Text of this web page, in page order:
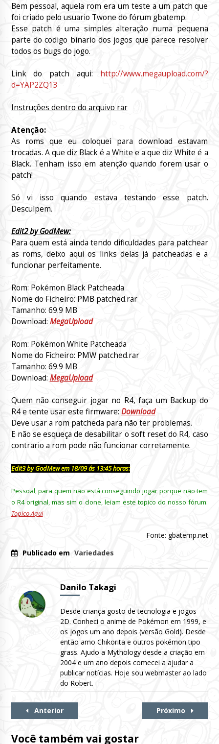
Bem pessoal, aquela rom era um teste a um patch que
foi criado pelo usuario Twone do fórum gbatemp.
Esse patch é uma simples alteração numa pequena
parte do codigo binario dos jogos que parece resolver
todos os bugs do jogo.
Link do patch aqui: http://www.megaupload.com/?
d=YAP2ZQ13
Instruções dentro do arquivo rar
Atenção:
As roms que eu coloquei para download estavam
trocadas. A que diz Black é a White e a que diz White é a
Black. Tenham isso em atenção quando forem usar o
patch!
Só vi isso quando estava testando esse patch.
Desculpem.
Edit2 by GodMew:
Para quem está ainda tendo dificuldades para patchear
as roms, deixo aqui os links delas já patcheadas e a
funcionar perfeitamente.
Rom: Pokémon Black Patcheada
Nome do Ficheiro: PMB patched.rar
Tamanho: 69.9 MB
Download: MegaUpload
Rom: Pokémon White Patcheada
Nome do Ficheiro: PMW patched.rar
Tamanho: 69.9 MB
Download: MegaUpload
Quem não conseguir jogar no R4, faça um Backup do
R4 e tente usar este firmware: Download
Deve usar a rom patcheda para não ter problemas.
E não se esqueça de desabilitar o soft reset do R4, caso
contrario a rom pode não funcionar corretamente.
Edit3 by GodMew em 18/09 ás 13:45 horas:
Pessoal, para quem não está conseguindo jogar porque não tem
o R4 original, mas sim o clone, leiam este topico do nosso fórum:
Topico Aqui
Fonte: gbatemp.net
Publicado em Variedades
Danilo Takagi
Desde criança gosto de tecnologia e jogos
2D. Conheci o anime de Pokémon em 1999, e
os jogos um ano depois (versão Gold). Desde
então amo Chikorita e outros pokémon tipo
grass. Ajudo a Mythology desde a criação em
2004 e um ano depois comecei a ajudar a
publicar notícias. Hoje sou webmaster ao lado
do Robert.
Continue
Anterior Próximo
Você também vai gostar